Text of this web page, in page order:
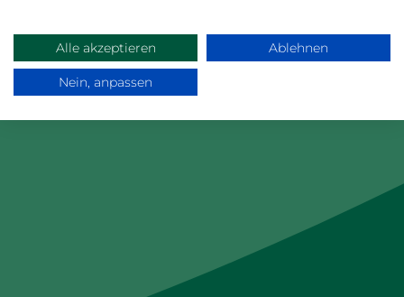
Alle akzeptieren Ablehnen
Nein, anpassen